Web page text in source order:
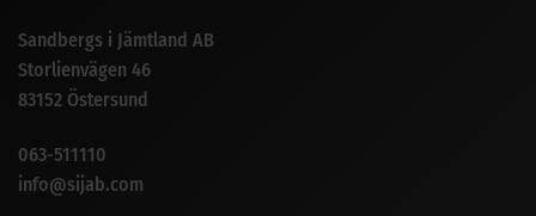
Sandbergs i Jämtland AB
Storlienvägen 46
83152 Östersund
063-511110
info@sijab.com